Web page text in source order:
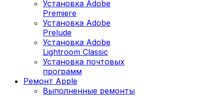
Установка Adobe
Premiere
Установка Adobe
Prelude
Установка Adobe
Lightroom Classic
Установка почтовых
программ
Ремонт Apple
Выполненные ремонты